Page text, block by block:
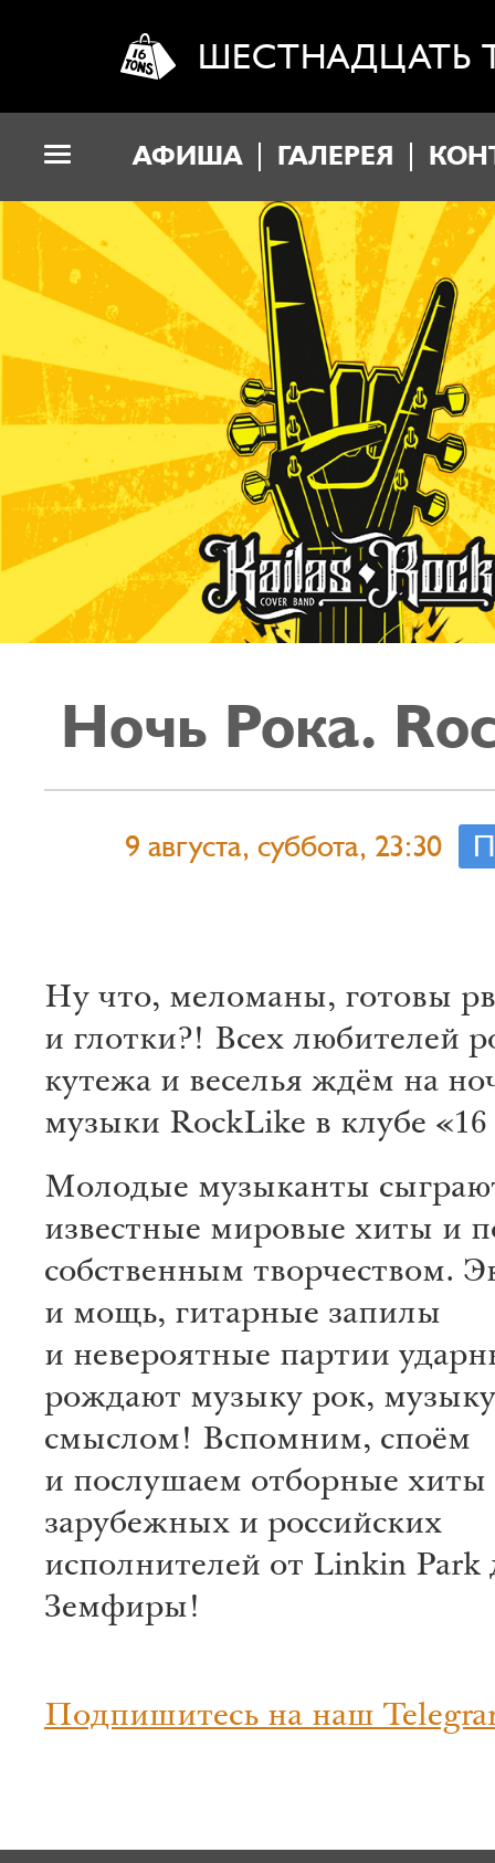
ШЕСТНАДЦАТЬ
АФИША ГАЛЕРЕЯ
Ночь Рока.
9 августа, суббота, 23:30
Ну что, меломаны, готовы
и глотки?! Всех любителей
кутежа и веселья ждём на
музыки RockLike в клубе
Молодые музыканты
известные мировые хиты и
собственным творчеством.
и мощь, гитарные запилы
и невероятные партии
рождают музыку рок,
смыслом! Вспомним, споём
и послушаем отборные хиты
зарубежных и российских
исполнителей от Linkin Park
Земфиры!
Подпишитесь на наш